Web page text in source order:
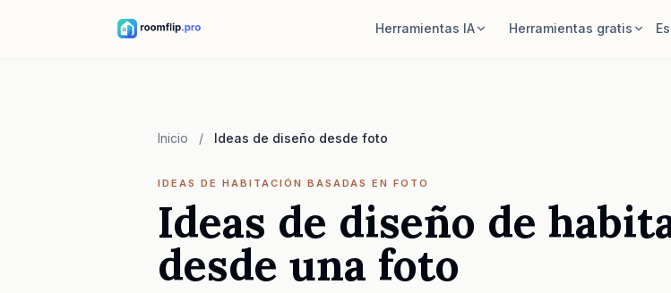
Herramientas IA
La misma habitación y los mismos
Probar muebles en la habitación
Mira cómo queda un sofá, una silla o
una mesa antes de comprar.
Herramientas gratis
Comprobar ajuste de
Inicio / Ideas de diseño desde foto
IDEAS DE HABITACIÓN BASADAS EN FOTO
Ideas de diseño de
desde una foto